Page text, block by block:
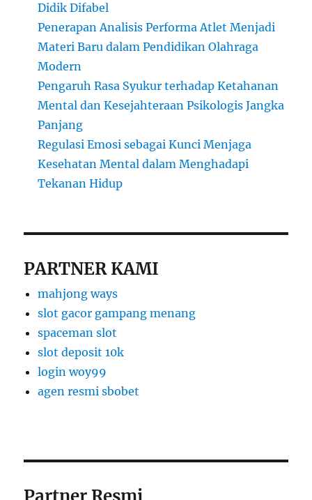
Didik Difabel
Penerapan Analisis Performa Atlet Menjadi
Materi Baru dalam Pendidikan Olahraga
Modern
Pengaruh Rasa Syukur terhadap Ketahanan
Mental dan Kesejahteraan Psikologis Jangka
Panjang
Regulasi Emosi sebagai Kunci Menjaga
Kesehatan Mental dalam Menghadapi
Tekanan Hidup
PARTNER KAMI
mahjong ways
slot gacor gampang menang
spaceman slot
slot deposit 10k
login woy99
agen resmi sbobet